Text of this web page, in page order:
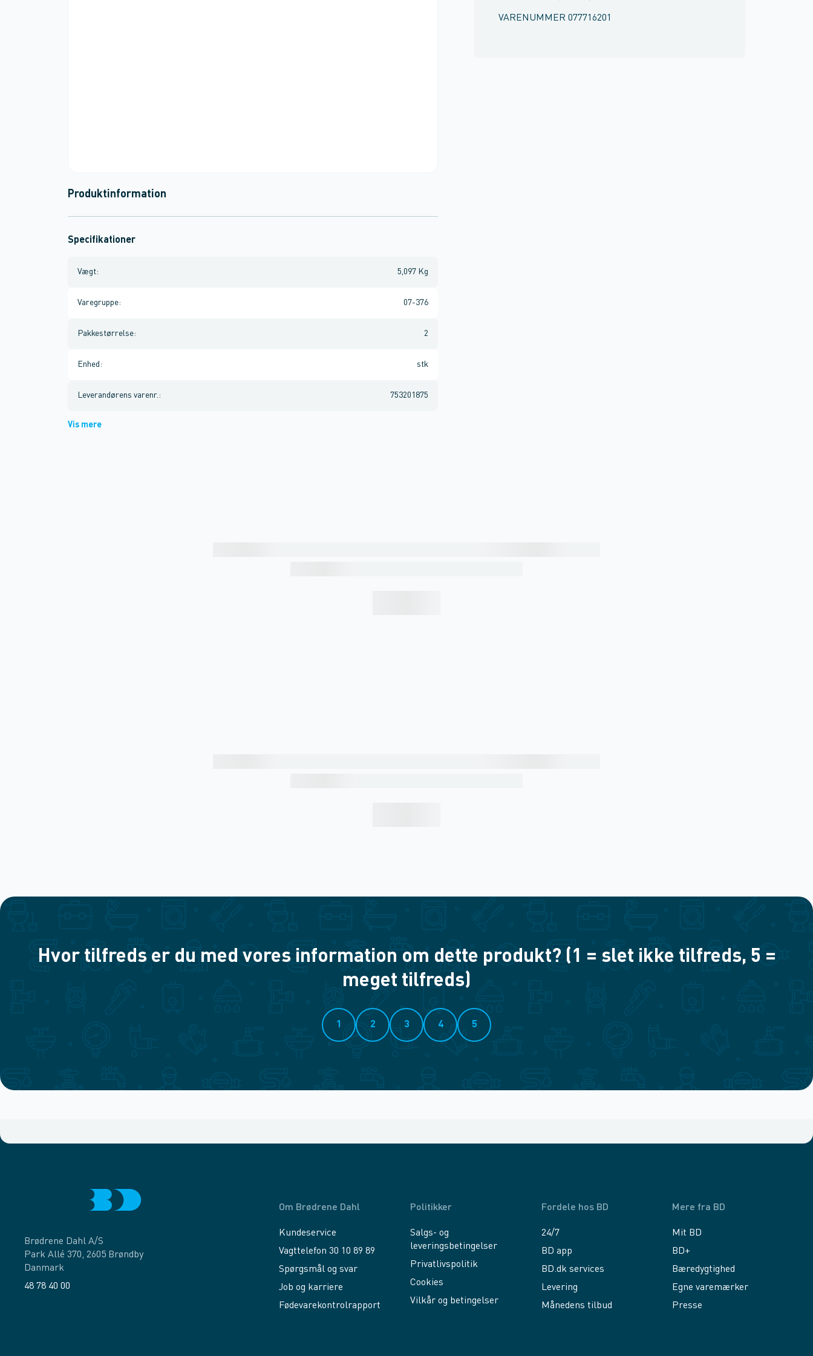
VARENUMMER 077716201
Produktinformation
Specifikationer
Vægt: 5,097 Kg
Varegruppe: 07-376
Pakkestørrelse: 2
Enhed : stk
Leverandørens varenr. : 753201875
Vis mere
Hvor tilfreds er du med vores information om dette produkt? (1 = slet ikke tilfreds, 5 =
meget tilfreds)
1 2 3 4 5
Brødrene Dahl A/S
Park Allé 370, 2605 Brøndby
Danmark
48 78 40 00
Om Brødrene Dahl
Kundeservice
Vagttelefon 30 10 89 89
Spørgsmål og svar
Job og karriere
Fødevarekontrolrapport
Politikker
Salgs- og
leveringsbetingelser
Privatlivspolitik
Cookies
Vilkår og betingelser
Fordele hos BD
24/7
BD app
BD.dk services
Levering
Månedens tilbud
Mere fra BD
Mit BD
BD+
Bæredygtighed
Egne varemærker
Presse